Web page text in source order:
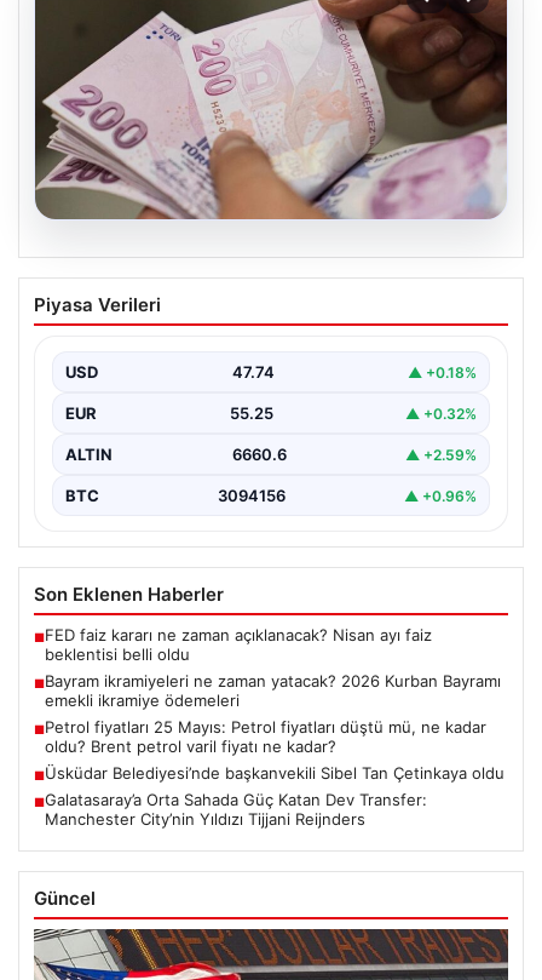
07.08.2026
Bayram ikramiyeleri ne zaman yatacak?
2026 Kurban Bayramı emekli ikramiye
Piyasa Verileri
USD 47.74 ▲ +0.18%
EUR 55.25 ▲ +0.32%
ALTIN 6660.6 ▲ +2.59%
BTC 3094156 ▲ +0.96%
Son Eklenen Haberler
■FED faiz kararı ne zaman açıklanacak? Nisan ayı faiz
beklentisi belli oldu
■Bayram ikramiyeleri ne zaman yatacak? 2026 Kurban Bayramı
emekli ikramiye ödemeleri
■Petrol fiyatları 25 Mayıs: Petrol fiyatları düştü mü, ne kadar
oldu? Brent petrol varil fiyatı ne kadar?
■Üsküdar Belediyesi’nde başkanvekili Sibel Tan Çetinkaya oldu
■Galatasaray’a Orta Sahada Güç Katan Dev Transfer:
Manchester City’nin Yıldızı Tijjani Reijnders
Güncel